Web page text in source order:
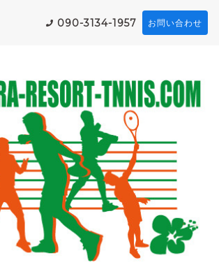
090-3134-1957 お問い合わせ